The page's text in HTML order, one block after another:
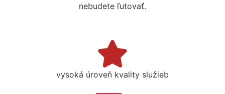
nebudete ľutovať.
vysoká úroveň kvality služieb